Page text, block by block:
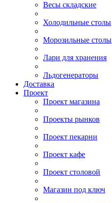
Весы складские
Холодильные столы
Морозильные столы
Лари для хранения
Льдогенераторы
Доставка
Проект
Проект магазина
Проекты рынков
Проект пекарни
Проект кафе
Проект столовой
Магазин под ключ